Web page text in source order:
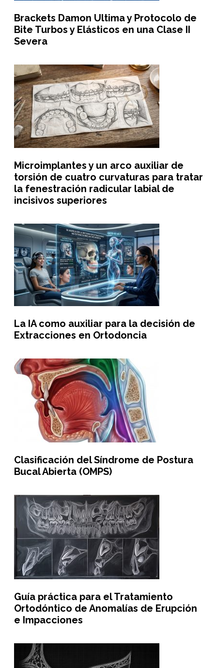
Brackets Damon Ultima y Protocolo de
Bite Turbos y Elásticos en una Clase II
Severa
Microimplantes y un arco auxiliar de
torsión de cuatro curvaturas para tratar
la fenestración radicular labial de
incisivos superiores
La IA como auxiliar para la decisión de
Extracciones en Ortodoncia
Clasificación del Síndrome de Postura
Bucal Abierta (OMPS)
Guía práctica para el Tratamiento
Ortodóntico de Anomalías de Erupción
e Impacciones